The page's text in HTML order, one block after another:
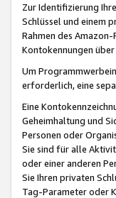
Zur Identifizierung
Schlüssel und einem
Rahmen des
Kontokennungen
Um
erforderlich, eine
Eine
Geheimhaltung und
Personen oder
Sie sind für alle
oder einer anderen
Sie Ihren privaten
Tag-Parameter oder